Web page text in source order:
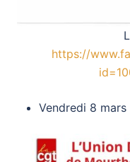
https://
Vendredi 8